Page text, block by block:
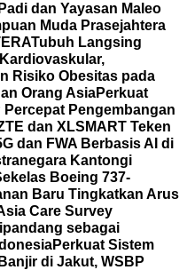
dan Yayasan Maleo
Muda Prasejahtera
Tubuh Langsing
Risiko Obesitas pada
Orang AsiaPerkuat
Percepat Pengembangan
dan XLSMART Teken
dan FWA Berbasis AI di
Kantongi
Boeing 737-
Baru Tingkatkan Arus
Care Survey
sebagai
Perkuat Sistem
di Jakut, WSBP